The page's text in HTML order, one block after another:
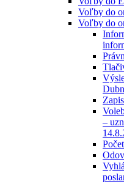
Voľby do
Voľby do
–